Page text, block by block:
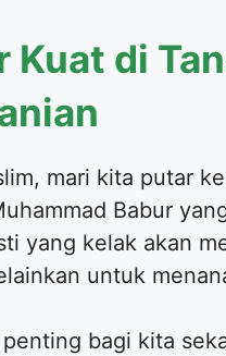
Kuat di
mari kita putar
Babur
yang kelak akan
untuk
bagi kita